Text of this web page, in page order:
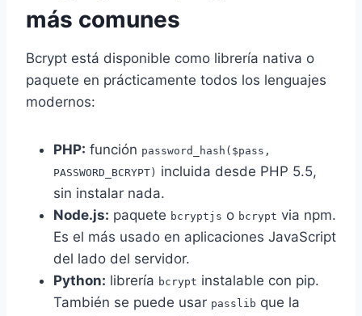
más comunes
Bcrypt está disponible como librería nativa o
paquete en prácticamente todos los lenguajes
modernos:
PHP: función password_hash($pass,
PASSWORD_BCRYPT) incluida desde PHP 5.5,
sin instalar nada.
Node.js: paquete bcryptjs o bcrypt via npm.
Es el más usado en aplicaciones JavaScript
del lado del servidor.
Python: librería bcrypt instalable con pip.
También se puede usar passlib que la